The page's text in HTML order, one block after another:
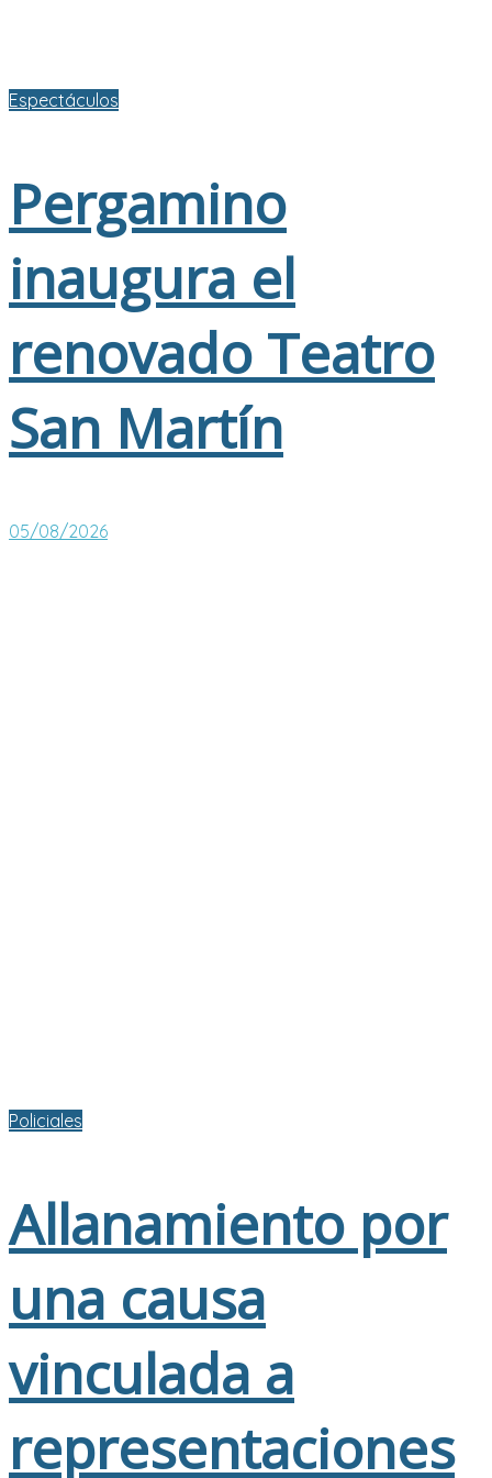
Espectáculos
Pergamino
inaugura el
renovado Teatro
San Martín
05/08/2026
Policiales
Allanamiento por
una causa
vinculada a
representaciones